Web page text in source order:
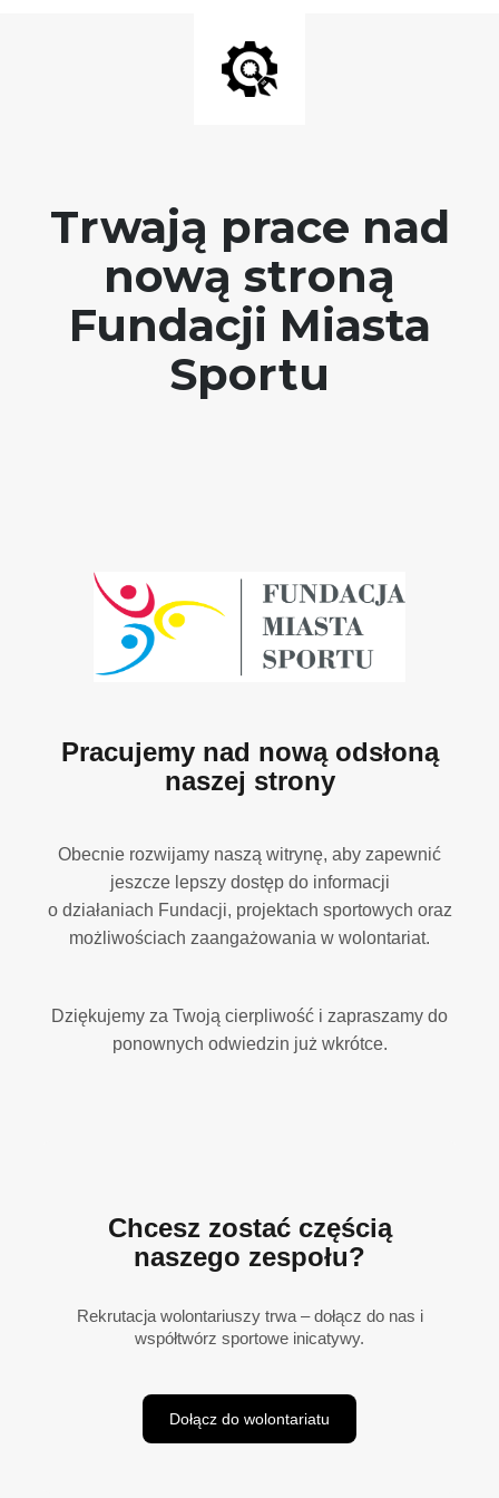
Trwają prace nad
nową stroną
Fundacji Miasta
Sportu
Pracujemy nad nową odsłoną
naszej strony
Obecnie rozwijamy naszą witrynę, aby zapewnić
jeszcze lepszy dostęp do informacji
o działaniach Fundacji, projektach sportowych oraz
możliwościach zaangażowania w wolontariat.
Dziękujemy za Twoją cierpliwość i zapraszamy do
ponownych odwiedzin już wkrótce.
Chcesz zostać częścią
naszego zespołu?
Rekrutacja wolontariuszy trwa – dołącz do nas i
współtwórz sportowe inicatywy.
Dołącz do wolontariatu